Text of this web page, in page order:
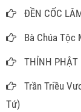
ĐỀN CỐC
Bà Chúa Tộc
THỈNH PHẬT
Trần Triều
Tứ)